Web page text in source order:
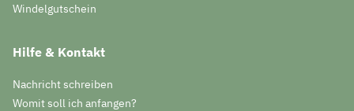
Windelgutschein
Hilfe & Kontakt
Nachricht schreiben
Womit soll ich anfangen?